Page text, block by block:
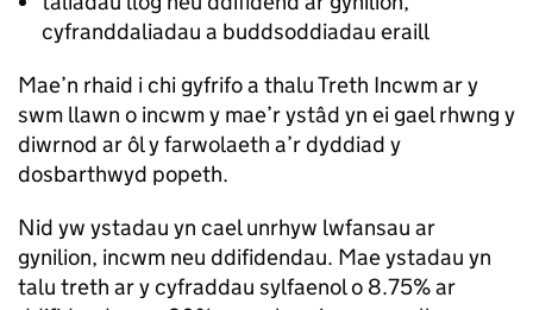
cyfranddaliadau a buddsoddiadau eraill
Mae’n rhaid i chi gyfrifo a thalu Treth Incwm ar y
swm llawn o incwm y mae’r ystâd yn ei gael rhwng y
diwrnod ar ôl y farwolaeth a’r dyddiad y
dosbarthwyd popeth.
Nid yw ystadau yn cael unrhyw lwfansau ar
gynilion, incwm neu ddifidendau. Mae ystadau yn
talu treth ar y cyfraddau sylfaenol o 8.75% ar